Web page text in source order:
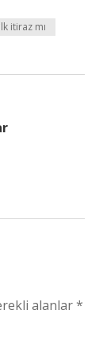
itiraz mı
alanlar*